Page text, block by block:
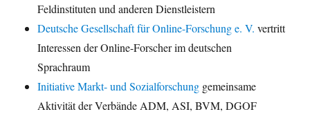
Feldinstituten und anderen Dienstleistern
Deutsche Gesellschaft für Online-Forschung e. V. vertritt
Interessen der Online-Forscher im deutschen
Sprachraum
Initiative Markt- und Sozialforschung gemeinsame
Aktivität der Verbände ADM, ASI, BVM, DGOF